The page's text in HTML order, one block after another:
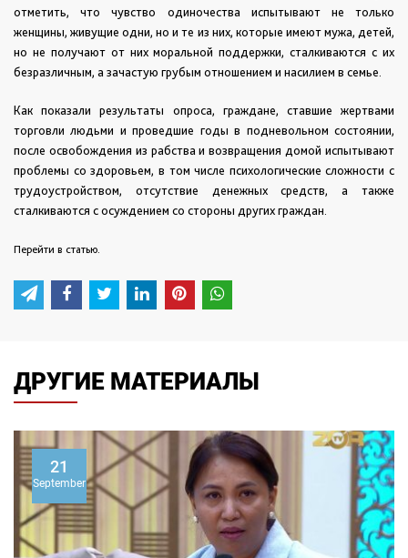
отметить, что чувство одиночества испытывают не только
женщины, живущие одни, но и те из них, которые имеют мужа, детей,
но не получают от них моральной поддержки, сталкиваются с их
безразличным, а зачастую грубым отношением и насилием в семье.
Как показали результаты опроса, граждане, ставшие жертвами
торговли людьми и проведшие годы в подневольном состоянии,
после освобождения из рабства и возвращения домой испытывают
проблемы со здоровьем, в том числе психологические сложности с
трудоустройством, отсутствие денежных средств, а также
сталкиваются с осуждением со стороны других граждан.
Перейти в статью.
ДРУГИЕ МАТЕРИАЛЫ
21
September